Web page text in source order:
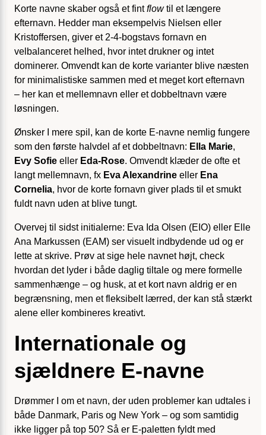
Korte navne skaber også et fintflowtil et længere
efternavn. Hedder man eksempelvis Nielsen eller
Kristoffersen, giver et 2-4-bogstavs fornavn en
velbalanceret helhed, hvor intet drukner og intet
dominerer. Omvendt kan de korte varianter blive næsten
for minimalistiske sammen med et meget kort efternavn
– her kan et mellemnavn eller et dobbeltnavn være
løsningen.
Ønsker I mere spil, kan de korte E-navne nemlig fungere
som den første halvdel af et dobbeltnavn: Ella Marie,
Evy Sofie eller Eda-Rose. Omvendt klæder de ofte et
langt mellemnavn, fx Eva Alexandrine eller Ena
Cornelia, hvor de korte fornavn giver plads til et smukt
fuldt navn uden at blive tungt.
Overvej til sidst initialerne: Eva Ida Olsen (EIO) eller Elle
Ana Markussen (EAM) ser visuelt indbydende ud og er
lette at skrive. Prøv at sige hele navnet højt, check
hvordan det lyder i både daglig tiltale og mere formelle
sammenhænge – og husk, at et kort navn aldrig er en
begrænsning, men et fleksibelt lærred, der kan stå stærkt
alene eller kombineres kreativt.
Internationale og
sjældnere E-navne
Drømmer I om et navn, der uden problemer kan udtales i
både Danmark, Paris og New York – og som samtidig
ikke ligger på top 50? Så er E-paletten fyldt med